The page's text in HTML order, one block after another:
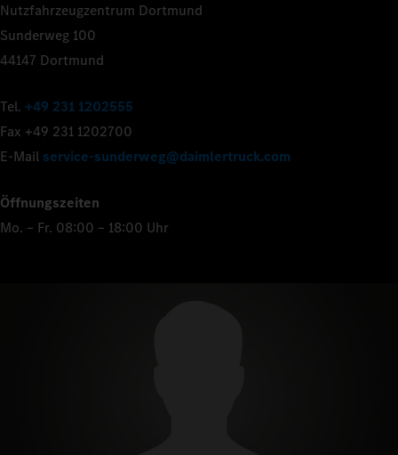
Nutzfahrzeugzentrum Dortmund
Sunderweg 100
44147 Dortmund
Tel. +49 231 1202555
Fax +49 231 1202700
E-Mail service-sunderweg@daimlertruck.com
Öffnungszeiten
Mo. – Fr. 08:00 – 18:00 Uhr